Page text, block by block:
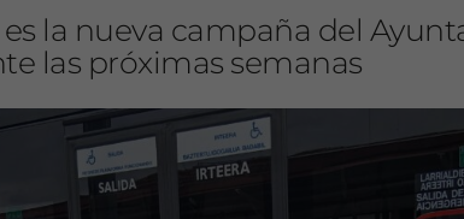
es la nueva campaña del
las próximas semanas